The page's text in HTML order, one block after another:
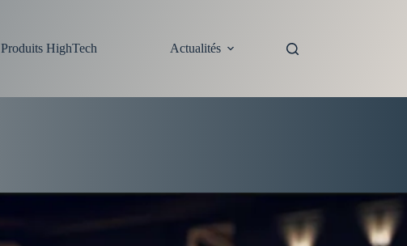
Produits HighTech Actualités